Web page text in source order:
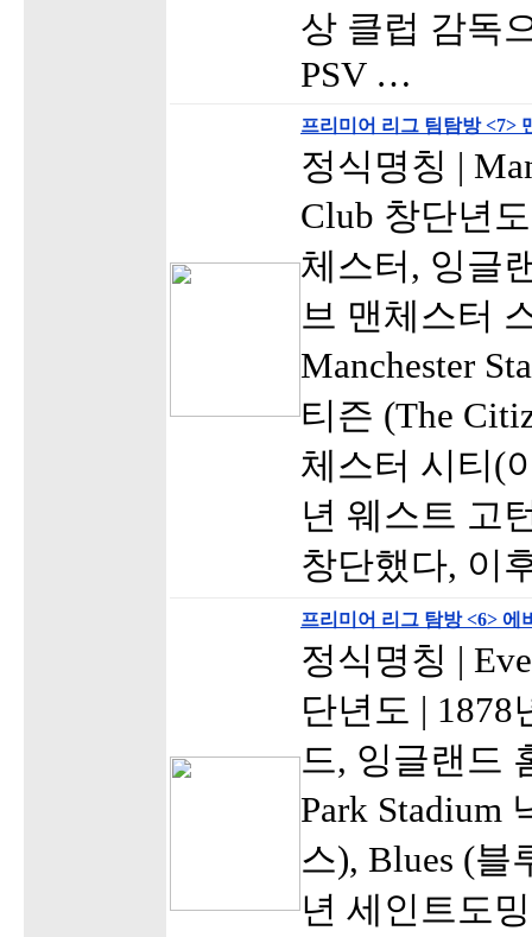
상 클럽 감독
PSV …
프리미어 리그 팀탐방 <7>
정식명칭 |
Club 창단년
체스터, 잉글
브 맨체스터
Manchester
티즌 (The
체스터 시티(
년 웨스트 고
창단했다, 이
프리미어 리그 탐방 <6> 에
정식명칭 |
단년도 | 1878
드, 잉글랜드
Park Stadium
스), Blues (블
년 세인트도